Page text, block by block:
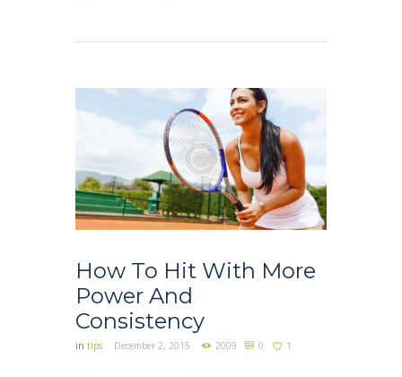
How To Hit With More
Power And
Consistency
in tips December 2, 2015 2009 0 1